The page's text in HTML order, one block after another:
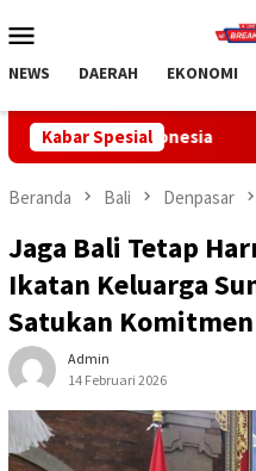
ke
Mobile
NEWS DAERAH EKONOMI
Kabar Spesial
Wabup Bangli
Beranda Bali Denpasar
Jaga Bali Tetap
Ikatan Keluarga
Satukan
Admin
14 Februari 2026